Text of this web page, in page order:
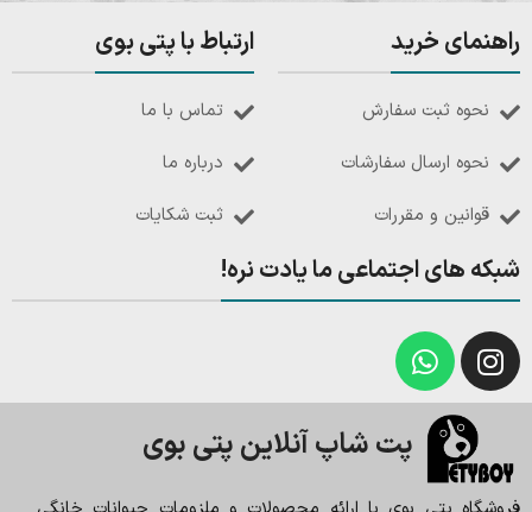
راهنمای خرید
نحوه ثبت سفارش
نحوه ارسال سفارشات
قوانین و مقررات
ارتباط با پتی بوی
تماس با ما
درباره ما
ثبت شکایات
شبکه های اجتماعی ما یادت نره!
پت شاپ آنلاین پتی بوی